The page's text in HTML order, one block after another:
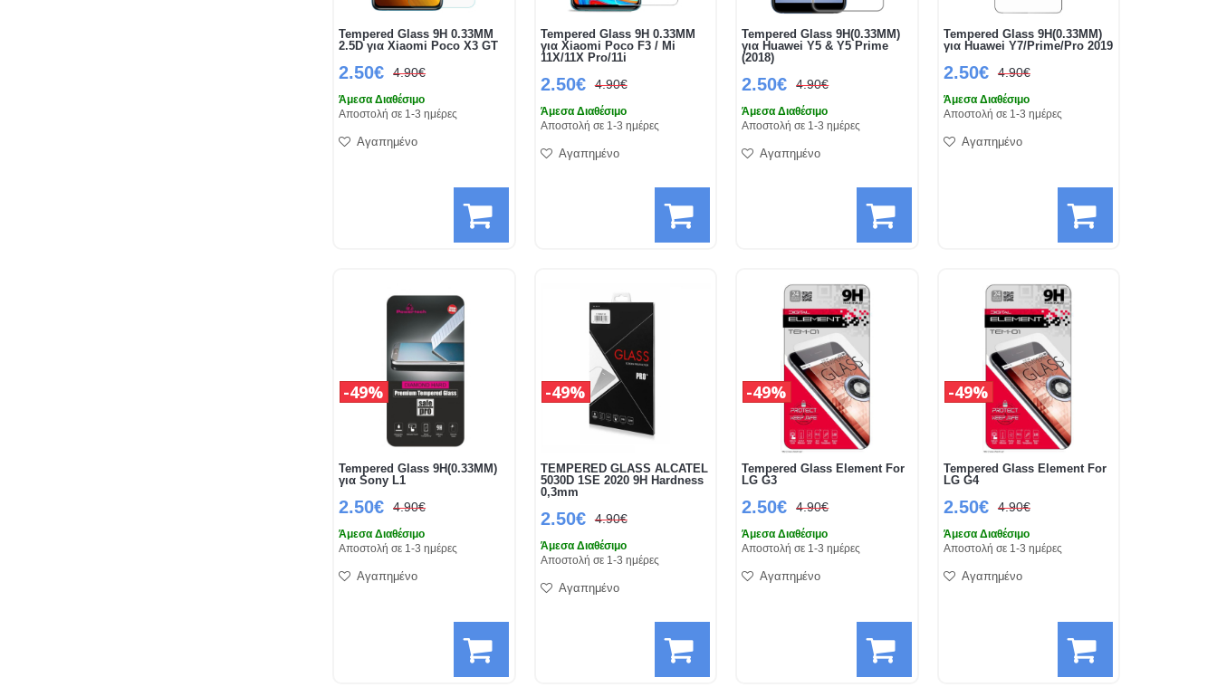
Tempered Glass 9H 0.33MM
2.5D για Xiaomi Poco X3 GT
2.50€ 4.90€
Άμεσα Διαθέσιμο
Αποστολή σε 1-3 ημέρες
Αγαπημένο
Tempered Glass 9H 0.33MM
για Xiaomi Poco F3 / Mi
11X/11X Pro/11i
2.50€ 4.90€
Άμεσα Διαθέσιμο
Αποστολή σε 1-3 ημέρες
Αγαπημένο
Tempered Glass 9H(0.33MM)
για Huawei Y5 & Y5 Prime
(2018)
2.50€ 4.90€
Άμεσα Διαθέσιμο
Αποστολή σε 1-3 ημέρες
Αγαπημένο
Tempered Glass 9H(0.33MM)
για Huawei Y7/Prime/Pro 2019
2.50€ 4.90€
Άμεσα Διαθέσιμο
Αποστολή σε 1-3 ημέρες
Αγαπημένο
Tempered Glass 9H(0.33MM)
για Sony L1
2.50€ 4.90€
49%
Άμεσα Διαθέσιμο
Αποστολή σε 1-3 ημέρες
Αγαπημένο
TEMPERED GLASS ALCATEL
5030D 1SE 2020 9H Hardness
0,3mm
2.50€ 4.90€
49%
Άμεσα Διαθέσιμο
Αποστολή σε 1-3 ημέρες
Αγαπημένο
Tempered Glass Element For
LG G3
2.50€ 4.90€
49%
Άμεσα Διαθέσιμο
Αποστολή σε 1-3 ημέρες
Αγαπημένο
Tempered Glass Element For
LG G4
2.50€ 4.90€
49%
Άμεσα Διαθέσιμο
Αποστολή σε 1-3 ημέρες
Αγαπημένο